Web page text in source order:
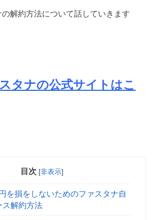
解約方法について話していきます
タナの公式サイトはこ
目次 [非表示]
を損をしないためのファスタナ自
ス解約方法